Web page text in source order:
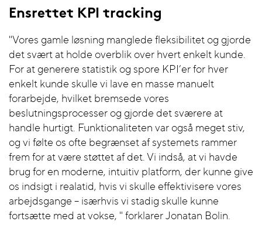
Ensrettet KPI tracking
"Vores gamle løsning manglede fleksibilitet og gjorde
det svært at holde overblik over hvert enkelt kunde.
For at generere statistik og spore KPI’er for hver
enkelt kunde skulle vi lave en masse manuelt
forarbejde, hvilket bremsede vores
beslutningsprocesser og gjorde det sværere at
handle hurtigt. Funktionaliteten var også meget stiv,
og vi følte os ofte begrænset af systemets rammer
frem for at være støttet af det. Vi indså, at vi havde
brug for en moderne, intuitiv platform, der kunne give
os indsigt i realatid, hvis vi skulle effektivisere vores
arbejdsgange – isærhvis vi stadig skulle kunne
fortsætte med at vokse, " forklarer Jonatan Bolin.